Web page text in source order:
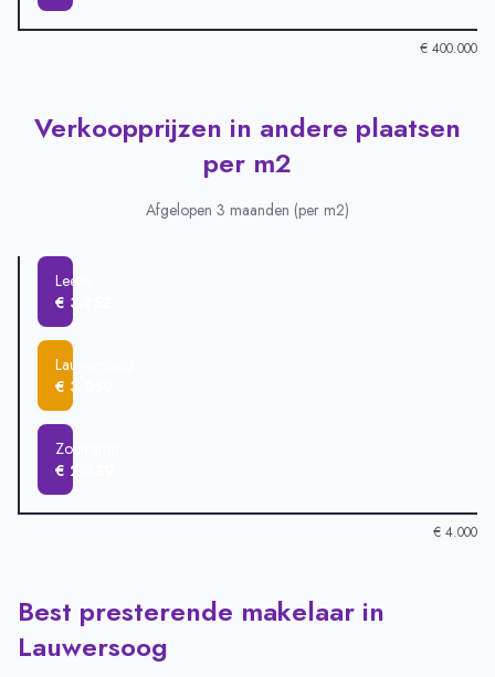
€ 400.000
Verkoopprijzen in andere plaatsen-Afgelopen 3 maanden
Gemiddelde verkoopprijs
€ 353.000
€ 218.500
Verkoopprijzen in andere plaatsen
per m2
Afgelopen 3 maanden (per m2)
Leens
€ 3.752
Lauwersoog
€ 3.059
Zoutkamp
€ 2.339
€ 4.000
Verkoopprijzen in andere plaatsen per m2-Afgelopen 3
Plaats
Leens
Best presterende makelaar in
Lauwersoog